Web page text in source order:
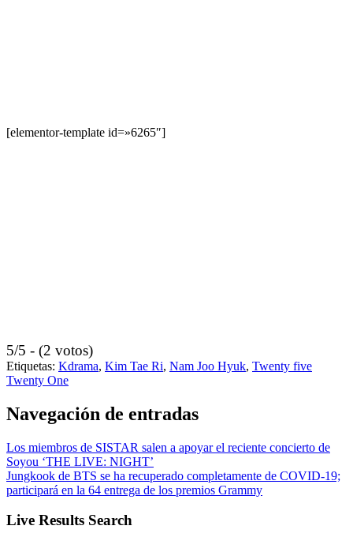
[elementor-template id=»6265″]
5/5 - (2 votos)
Etiquetas: Kdrama, Kim Tae Ri, Nam Joo Hyuk, Twenty five
Twenty One
Navegación de entradas
Los miembros de SISTAR salen a apoyar el reciente concierto de
Soyou ‘THE LIVE: NIGHT’
Jungkook de BTS se ha recuperado completamente de COVID-19;
participará en la 64 entrega de los premios Grammy
Live Results Search